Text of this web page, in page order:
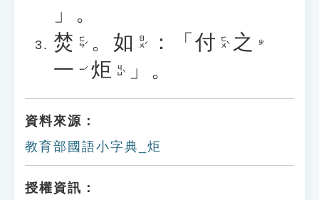
」。
焚 ㄈㄣˊ 。 如 ㄖㄨˊ ：「 付 ㄈㄨˋ 之 ㄓ
一 ㄧˊ 炬 ㄐㄩˋ 」。
資料來源：
教育部國語小字典_炬
授權資訊：